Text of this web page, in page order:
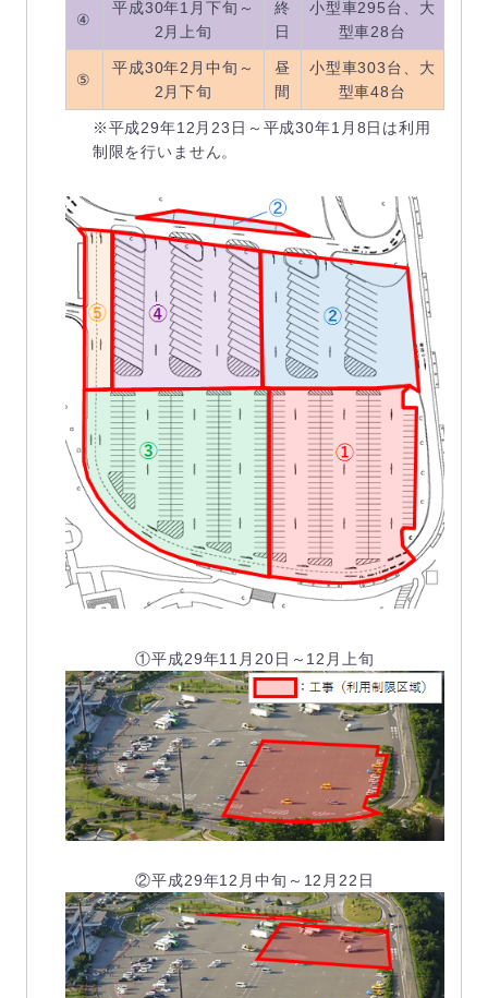
④
平成30年1月下旬～
2月上旬
終
日
小型車295台、大
型車28台
⑤
平成30年2月中旬～
2月下旬
昼
間
小型車303台、大
型車48台
※平成29年12月23日～平成30年1月8日は利用
制限を行いません。
①平成29年11月20日～12月上旬
②平成29年12月中旬～12月22日